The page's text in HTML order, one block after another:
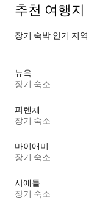
추천 여행지
장기 숙박 인기 지역
뉴욕
장기 숙소
피렌체
장기 숙소
마이애미
장기 숙소
시애틀
장기 숙소